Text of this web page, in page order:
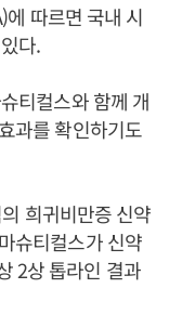
에 따르면 국내 시
다.
티컬스와 함께 개
과를 확인하기도
희귀비만증 신약
슈티컬스가 신약
2상 톱라인 결과